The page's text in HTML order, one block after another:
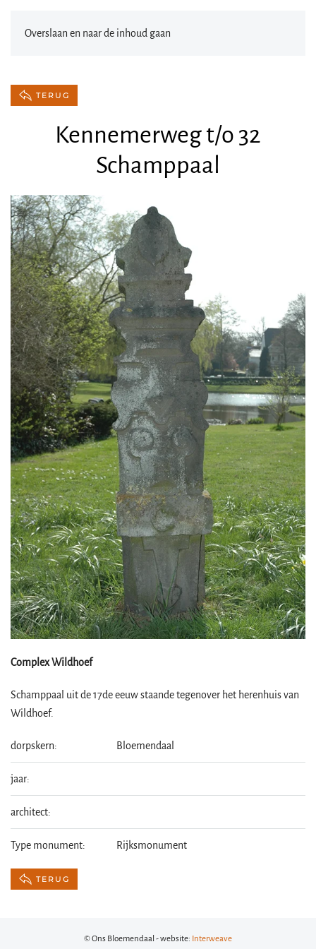
Overslaan en naar de inhoud gaan
TERUG
Kennemerweg t/o 32
Schamppaal
Complex Wildhoef
Schamppaal uit de 17de eeuw staande tegenover het herenhuis van
Wildhoef.
dorpskern: Bloemendaal
jaar:
architect:
Type monument: Rijksmonument
TERUG
© Ons Bloemendaal - website: Interweave